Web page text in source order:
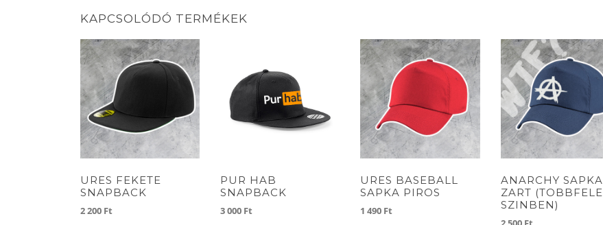
KAPCSOLÓDÓ TERMÉKEK
URES FEKETE
SNAPBACK
2 200 Ft
PUR HAB
SNAPBACK
3 000 Ft
URES BASEBALL
SAPKA PIROS
1 490 Ft
ANARCHY SAPKA
ZART (TOBBFELE
SZINBEN)